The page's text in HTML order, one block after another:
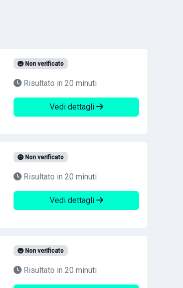
Non verificato
Risultato in 20 minuti
Vedi dettagli
Non verificato
Risultato in 20 minuti
Vedi dettagli
Non verificato
Risultato in 20 minuti